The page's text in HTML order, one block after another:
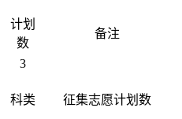
计划
数
备注
3
科类 征集志愿计划数